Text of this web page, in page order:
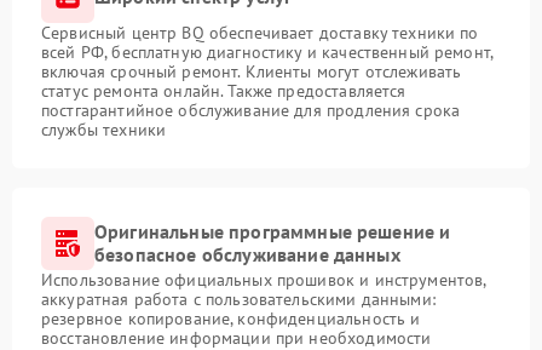
Сервисный центр BQ обеспечивает доставку техники по
всей РФ, бесплатную диагностику и качественный ремонт,
включая срочный ремонт. Клиенты могут отслеживать
статус ремонта онлайн. Также предоставляется
постгарантийное обслуживание для продления срока
службы техники
Оригинальные программные решение и
безопасное обслуживание данных
Использование официальных прошивок и инструментов,
аккуратная работа с пользовательскими данными:
резервное копирование, конфиденциальность и
восстановление информации при необходимости